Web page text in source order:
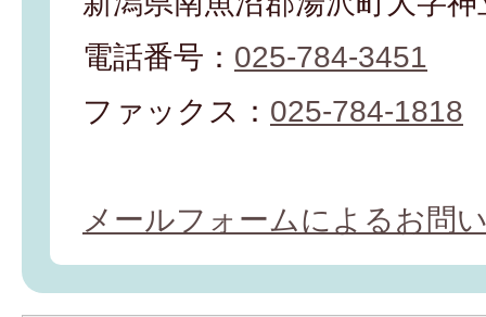
電話番号： 025-784-3451
ファックス： 025-784-1818
メールフォームによるお問